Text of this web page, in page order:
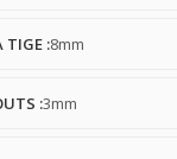
doux, même si la
soigné et une tenue
TIGE :8mm
:3mm